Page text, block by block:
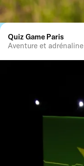
Quiz Game Paris
Aventure et adrénaline